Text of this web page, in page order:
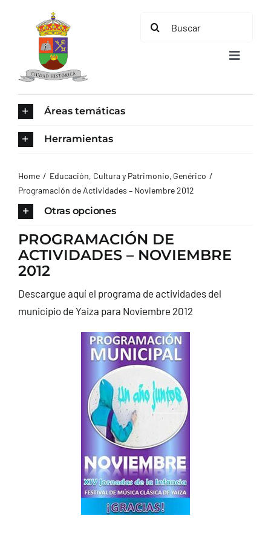
contenido
Buscar:
Toggle
AYUNTAMIENTO
TURISMO
CONTACTO
Áreas temáticas
Herramientas
Home Educación, Cultura y Patrimonio Genérico
Programación de Actividades – Noviembre 2012
Otras opciones
PROGRAMACIÓN DE
ACTIVIDADES – NOVIEMBRE
2012
Descargue aquí el programa de actividades del
municipio de Yaiza para Noviembre 2012